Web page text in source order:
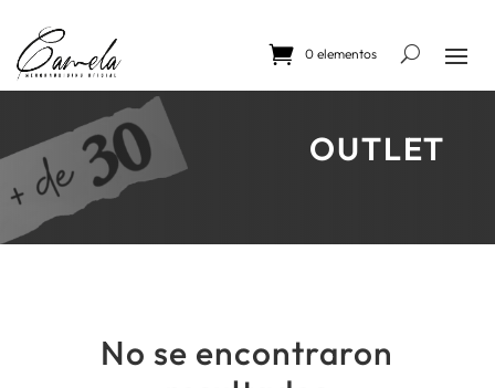
content
0 elementos
OUTLET
No se encontraron